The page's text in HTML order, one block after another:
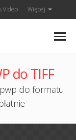
Video Więcej
do TIFF
do formatu